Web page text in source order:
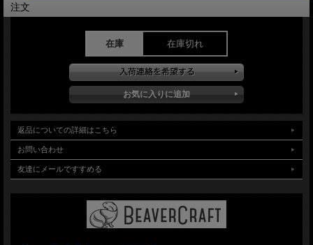
58）を用いたブッシュクラフトモデル
ミラーはピカピカではないなど、つくりは多少荒いですがガシガシ行けるモデルで
注文
在庫 在庫切れ
返品についての詳細はこちら
お問い合わせ
友達にメールですすめる